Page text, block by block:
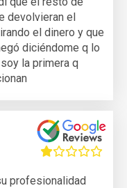
devolvieran el
el dinero y que
diciéndome q lo
la primera q
profesionalidad